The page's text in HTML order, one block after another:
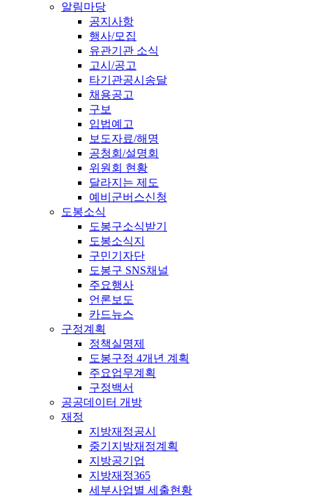
알림마당
공지사항
행사/모집
유관기관 소식
고시/공고
타기관공시송달
채용공고
구보
입법예고
보도자료/해명
공청회/설명회
위원회 현황
달라지는 제도
예비군버스신청
도봉소식
도봉구소식받기
도봉소식지
구민기자단
도봉구 SNS채널
주요행사
언론보도
카드뉴스
구정계획
정책실명제
도봉구정 4개년 계획
주요업무계획
구정백서
공공데이터 개방
재정
지방재정공시
중기지방재정계획
지방공기업
지방재정365
세부사업별 세출현황